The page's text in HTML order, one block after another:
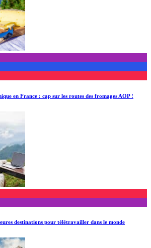
en France : cap sur les routes des fromages AOP !
destinations pour télétravailler dans le monde